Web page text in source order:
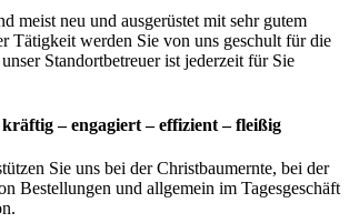
meist neu und ausgerüstet mit sehr gutem
Tätigkeit werden Sie von uns geschult für die
Standortbetreuer ist jederzeit für Sie
– engagiert – effizient – fleißig
Sie uns bei der Christbaumernte, bei der
Bestellungen und allgemein im Tagesgeschäft